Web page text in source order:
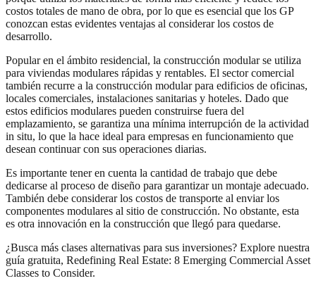
costos totales de mano de obra, por lo que es esencial que los GP
conozcan estas evidentes ventajas al considerar los costos de
desarrollo.
Popular en el ámbito residencial, la construcción modular se utiliza
para viviendas modulares rápidas y rentables. El sector comercial
también recurre a la construcción modular para edificios de oficinas,
locales comerciales, instalaciones sanitarias y hoteles. Dado que
estos edificios modulares pueden construirse fuera del
emplazamiento, se garantiza una mínima interrupción de la actividad
in situ, lo que la hace ideal para empresas en funcionamiento que
desean continuar con sus operaciones diarias.
Es importante tener en cuenta la cantidad de trabajo que debe
dedicarse al proceso de diseño para garantizar un montaje adecuado.
También debe considerar los costos de transporte al enviar los
componentes modulares al sitio de construcción. No obstante, esta
es otra innovación en la construcción que llegó para quedarse.
¿Busca más clases alternativas para sus inversiones? Explore nuestra
guía gratuita, Redefining Real Estate: 8 Emerging Commercial Asset
Classes to Consider.